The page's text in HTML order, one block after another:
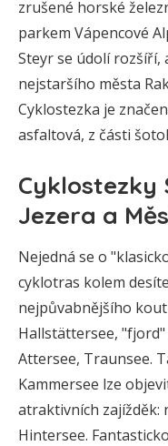
zrušené horské
parkem Vápencové
Steyr se údolí rozšíří,
nejstaršího města
Cyklostezka je
asfaltová, z části
Cyklostezky
Jezera a
Nejedná se o
cyklotras kolem
nejpůvabnějšího
Hallstättersee, "fjord"
Attersee, Traunsee.
Kammersee lze
atraktivních zajížděk:
Hintersee.